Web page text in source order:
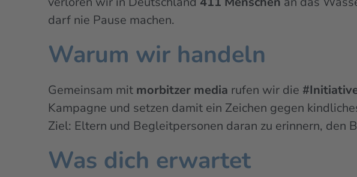
darf nie Pause machen.
Warum wir handeln
Gemeinsam mit morbitzer media rufen wir die
Kampagne und setzen damit ein Zeichen gegen
Ziel: Eltern und Begleitpersonen daran zu erinnern, den
Was dich erwartet